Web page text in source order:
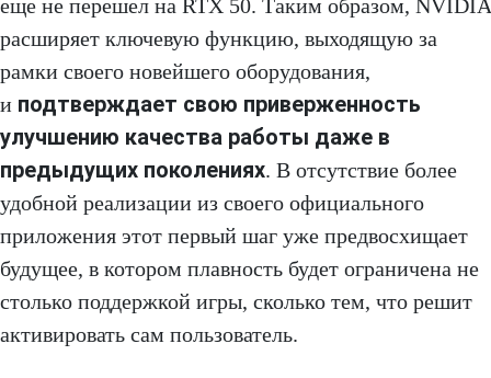
еще не перешел на RTX 50. Таким образом, NVIDIA
расширяет ключевую функцию, выходящую за
рамки своего новейшего оборудования,
и подтверждает свою приверженность
улучшению качества работы даже в
предыдущих поколениях. В отсутствие более
удобной реализации из своего официального
приложения этот первый шаг уже предвосхищает
будущее, в котором плавность будет ограничена не
столько поддержкой игры, сколько тем, что решит
активировать сам пользователь.